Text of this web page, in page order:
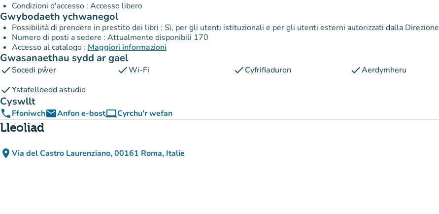
Condizioni d'accesso : Accesso libero
Gwybodaeth ychwanegol
Possibilità di prendere in prestito dei libri : Sì, per gli utenti istituzionali e per gli utenti esterni autorizzati dalla Direzione
Numero di posti a sedere : Attualmente disponibili 170
Accesso al catalogo : Maggiori informazioni
Gwasanaethau sydd ar gael
checkSocedi pŵer checkWi-Fi checkCyfrifiaduron checkAerdymheru
checkYstafelloedd astudio
Cyswllt
phoneFfoniwchemailAnfon e-bostcomputerCyrchu'r wefan
(tab newydd)
Lleoliad
place Via del Castro Laurenziano, 00161 Roma, Italie
(agor yn Google Maps)
(tab newydd)